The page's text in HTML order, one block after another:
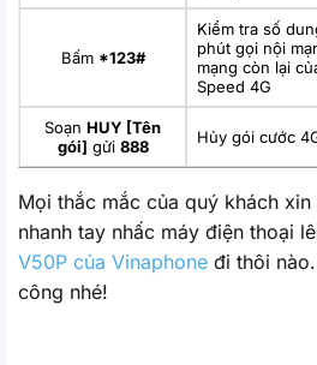
Bấm *123#
Kiểm tra số
phút gọi nội
mạng còn lại
Speed 4G
Soạn HUY [Tên
gói] gửi 888 Hủy gói cước
Mọi thắc mắc của quý khách xin
nhanh tay nhấc máy điện thoại
V50P của Vinaphone đi thôi
công nhé!